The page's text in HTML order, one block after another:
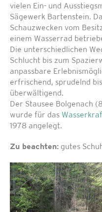
vielen Ein- und
Sägewerk Bartenstein.
Schauzwecken vom
einem Wasserrad
Die unterschiedlichen
Schlucht bis zum
anpassbare
erfrischend, sprudelnd
überwältigend.
Der Stausee Bolgenach
wurde für das
1978 angelegt.
Zu beachten: gutes